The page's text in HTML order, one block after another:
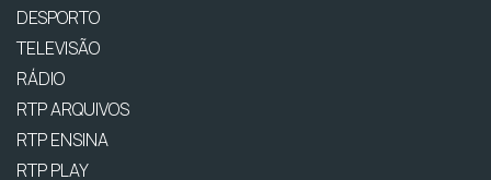
DESPORTO
TELEVISÃO
RÁDIO
RTP ARQUIVOS
RTP ENSINA
RTP PLAY